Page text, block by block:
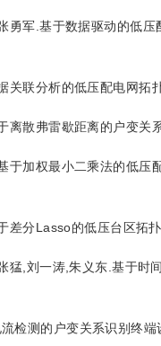
勇军.基于数据驱动的低
关联分析的低压配电网拓
离散弗雷歇距离的户变关
于加权最小二乘法的低
差分Lasso的低压台区拓
猛,刘一涛,朱义东.基于时
检测的户变关系识别终